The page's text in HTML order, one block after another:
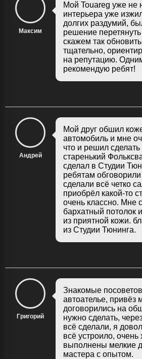
Максим
Мой Touareg уже не
интерьера уже
долгих раздумий,
решение
скажем так
тщательно,
на репутацию.
рекомендую ребят!
Андрей
Мой друг обшил
автомобиль и мне
что и решил сделать
старенький
сделал в Студии
ребятам
сделали всё четко
приобрёл какой-то
очень классно. Мне
бархатный потолок
из приятной кожи.
из Студии Тюнинга.
Григорий
Знакомые
автоателье, привёз
договорились на
нужно сделать,
всё сделали, я
всё устроило,
выполнены мелкие
мастера с опытом.